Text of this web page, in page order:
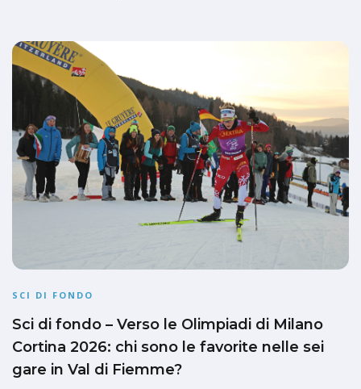
SCI DI FONDO
Sci di fondo – Verso le Olimpiadi di Milano
Cortina 2026: chi sono le favorite nelle sei
gare in Val di Fiemme?